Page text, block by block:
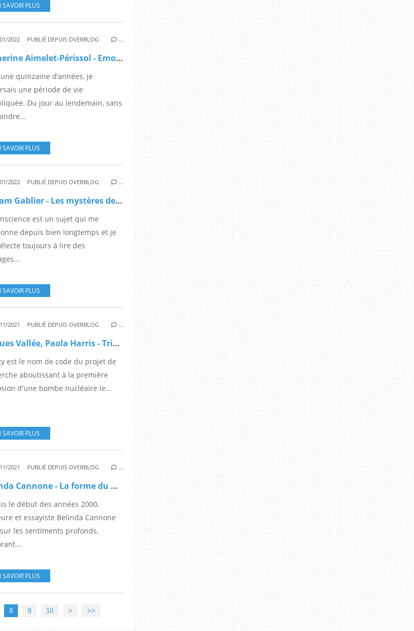
SAVOIR PLUS
2022 PUBLIÉ DEPUIS OVERBLOG …
Catherine Aimelet-Périssol - Emotions, quand c’est plus fort que moi
quinzaine d’années, je
une période de vie
Du jour au lendemain, sans
SAVOIR PLUS
2022 PUBLIÉ DEPUIS OVERBLOG …
Miriam Gablier - Les mystères de la conscience
est un sujet qui me
depuis bien longtemps et je
toujours à lire des
SAVOIR PLUS
2021 PUBLIÉ DEPUIS OVERBLOG …
Jacques Vallée, Paola Harris - Trinity, le secret le mieux gardé
est le nom de code du projet de
aboutissant à la première
d'une bombe nucléaire le...
SAVOIR PLUS
2021 PUBLIÉ DEPUIS OVERBLOG …
Belinda Cannone - La forme du monde
le début des années 2000,
et essayiste Belinda Cannone
les sentiments profonds,
SAVOIR PLUS
8 9 10 > >>